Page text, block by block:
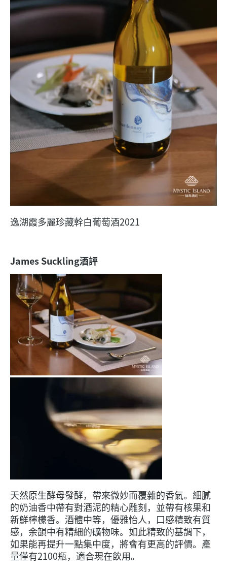
逸湖霞多麗珍藏幹白葡萄酒2021
James Suckling酒評
天然原生酵母發酵，帶來微妙而覆雜的香氣。細膩
的奶油香中帶有對酒泥的精心雕刻，並帶有核果和
新鮮檸檬香。酒體中等，優雅怡人，口感精致有質
感，余韻中有精細的礦物味。如此精致的基調下，
如果能再提升一點集中度，將會有更高的評價。產
量僅有2100瓶，適合現在飲用。